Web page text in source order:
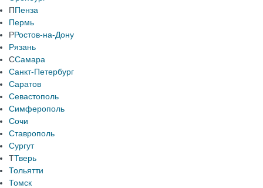
ППенза
Пермь
РРостов-на-Дону
Рязань
ССамара
Санкт-Петербург
Саратов
Севастополь
Симферополь
Сочи
Ставрополь
Сургут
ТТверь
Тольятти
Томск